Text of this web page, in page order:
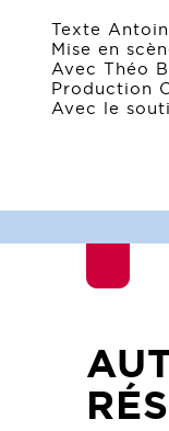
Texte
Mise en
Avec Théo
Production
Avec le